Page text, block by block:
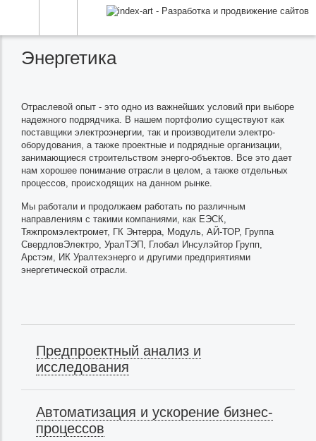
Энергетика
Отраслевой опыт - это одно из важнейших условий при выборе
надежного подрядчика. В нашем портфолио существуют как
поставщики электроэнергии, так и производители электро-
оборудования, а также проектные и подрядные организации,
занимающиеся строительством энерго-объектов. Все это дает
нам хорошее понимание отрасли в целом, а также отдельных
процессов, происходящих на данном рынке.
Мы работали и продолжаем работать по различным
направлениям с такими компаниями, как ЕЭСК,
Тяжпромэлектромет, ГК Энтерра, Модуль, АЙ-ТОР, Группа
СвердловЭлектро, УралТЭП, Глобал Инсулэйтор Групп,
Арстэм, ИК Уралтехэнерго и другими предприятиями
энергетической отрасли.
Предпроектный анализ и
исследования
Автоматизация и ускорение бизнес-
процессов